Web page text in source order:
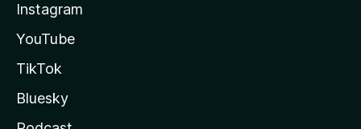
Instagram
YouTube
TikTok
Bluesky